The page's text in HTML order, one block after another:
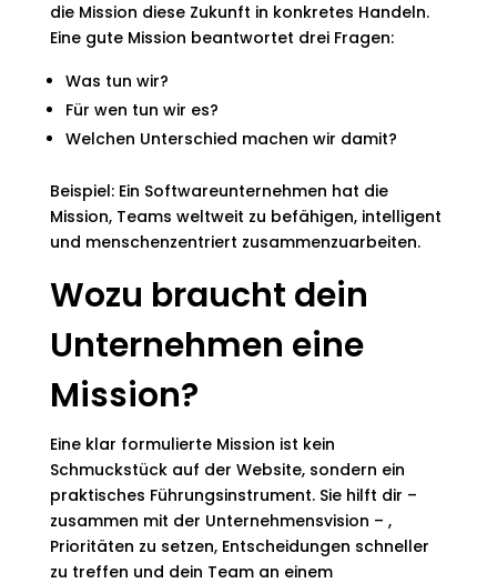
die Mission diese Zukunft in konkretes Handeln.
Eine gute Mission beantwortet drei Fragen:
Was tun wir?
Für wen tun wir es?
Welchen Unterschied machen wir damit?
Beispiel: Ein Softwareunternehmen hat die
Mission, Teams weltweit zu befähigen, intelligent
und menschenzentriert zusammenzuarbeiten.
Wozu braucht dein
Unternehmen eine
Mission?
Eine klar formulierte Mission ist kein
Schmuckstück auf der Website, sondern ein
praktisches Führungsinstrument. Sie hilft dir –
zusammen mit der Unternehmensvision – ,
Prioritäten zu setzen, Entscheidungen schneller
zu treffen und dein Team an einem